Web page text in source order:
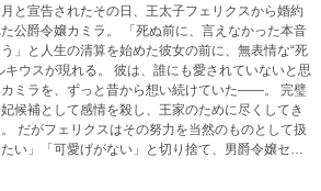
と宣告されたその日、王太子フェリクスから婚約
公爵令嬢カミラ。 「死ぬ前に、言えなかった本音
」と人生の清算を始めた彼女の前に、無表情な“死
キウスが現れる。 彼は、誰にも愛されていないと思
ミラを、ずっと昔から想い続けていた――。 完璧
候補として感情を殺し、王家のために尽くしてき
だがフェリクスはその努力を当然のものとして扱
い」「可愛げがない」と切り捨て、男爵令嬢セシ
王宮の政務は崩